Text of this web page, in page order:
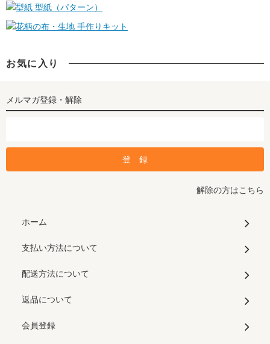
型紙（パターン）
手作りキット
お気に入り
メルマガ登録・解除
解除の方はこちら
ホーム
支払い方法について
配送方法について
返品について
会員登録